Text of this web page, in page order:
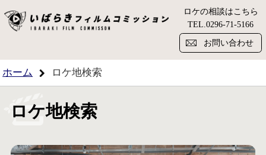
い
ロケの相談はこちら
TEL.0296-71-5166
お問い合わせ
ホーム ロケ地検索
ロケ地検索